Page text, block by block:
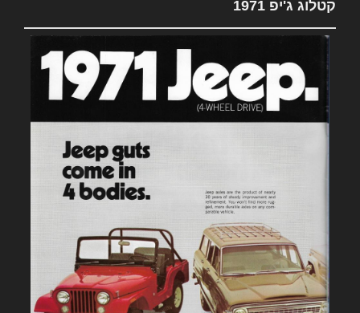
קטלוג ג'יפ 1971